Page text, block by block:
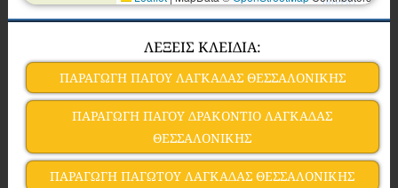
ΛΕΞΕΙΣ ΚΛΕΙΔΙΑ:
ΠΑΡΑΓΩΓΗ ΠΑΓΟΥ ΛΑΓΚΑΔΑΣ ΘΕΣΣΑΛΟΝΙΚΗΣ
ΠΑΡΑΓΩΓΗ ΠΑΓΟΥ ΔΡΑΚΟΝΤΙΟ ΛΑΓΚΑΔΑΣ
ΘΕΣΣΑΛΟΝΙΚΗΣ
ΠΑΡΑΓΩΓΗ ΠΑΓΩΤΟΥ ΛΑΓΚΑΔΑΣ ΘΕΣΣΑΛΟΝΙΚΗΣ